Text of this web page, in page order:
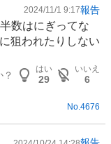
2024/11/1 9:17報告
数はにぎってな
狙われたりしない
はい
29
いいえ
6
No. 4676